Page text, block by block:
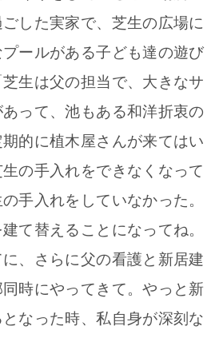
した実家で、芝生の広場に
ールがある子ども達の遊び
生は父の担当で、大きなサ
って、池もある和洋折衷の
的に植木屋さんが来てはい
の手入れをできなくなって
手入れをしていなかった。
て替えることになってね。
、さらに父の看護と新居建
時にやってきて。やっと新
なった時、私自身が深刻な